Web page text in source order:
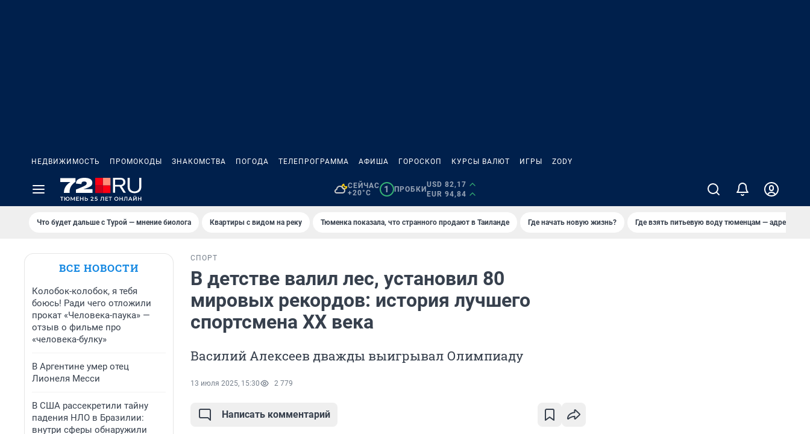
НЕДВИЖИМОСТЬ ПРОМОКОДЫ ЗНАКОМСТВА ПОГОДА ТЕЛЕПРОГРАММА АФИША ГОРОСКОП КУРСЫ ВАЛЮТ ИГРЫ ZODY
СЕЙЧАС
+20°C
1 ПРОБКИ
USD 82,17
EUR 94,84
Что будет дальше с Турой — мнение биолога Квартиры с видом на реку Тюменка показала, что странного продают в Таиланде Где начать новую жизнь? Где взять питьевую воду тюменцам — адреса
ВСЕ НОВОСТИ
Колобок-колобок, я тебя
боюсь! Ради чего отложили
прокат «Человека-паука» —
отзыв о фильме про
«человека-булку»
В Аргентине умер отец
Лионеля Месси
В США рассекретили тайну
падения НЛО в Бразилии:
внутри сферы обнаружили
СПОРТ
В детстве валил лес, установил 80
мировых рекордов: история лучшего
спортсмена XX века
Василий Алексеев дважды выигрывал Олимпиаду
13 июля 2025, 15:30 2 779
Написать комментарий